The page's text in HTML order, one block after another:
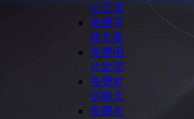
公工具
免费写
作文案
免费图
片处理
免费对
话聊天
免费在